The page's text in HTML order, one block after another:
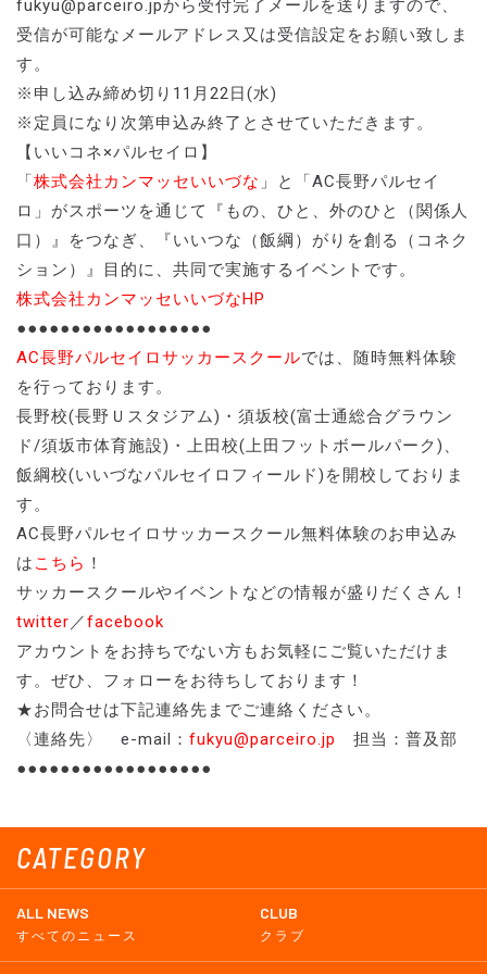
CATEGORY
ALL NEWS
すべてのニュース
CLUB
クラブ
fukyu@parceiro.jpから受付完了メールを送りますので、
受信が可能なメールアドレス又は受信設定をお願い致しま
す。
※申し込み締め切り11月22日(水)
※定員になり次第申込み終了とさせていただきます。
【いいコネ×パルセイロ】
「株式会社カンマッセいいづな 」と「AC長野パルセイ
ロ」がスポーツを通じて『もの、ひと、外のひと（関係人
口）』をつなぎ、『いいつな（飯綱）がりを創る（コネク
ション）』目的に、共同で実施するイベントです。
株式会社カンマッセいいづなHP
●●●●●●●●●●●●●●●●●●
AC長野パルセイロサッカースクールでは、随時無料体験
を行っております。
長野校(長野Ｕスタジアム)・須坂校(富士通総合グラウン
ド/須坂市体育施設)・上田校(上田フットボールパーク)、
飯綱校(いいづなパルセイロフィールド)を開校しておりま
す。
AC長野パルセイロサッカースクール無料体験のお申込み
は こちら ！
サッカースクールやイベントなどの情報が盛りだくさん！
twitter／facebook
アカウントをお持ちでない方もお気軽にご覧いただけま
す。ぜひ、フォローをお待ちしております！
★お問合せは下記連絡先までご連絡ください。
〈連絡先〉 e-mail： fukyu@parceiro.jp
担当：普及部
●●●●●●●●●●●●●●●●●●